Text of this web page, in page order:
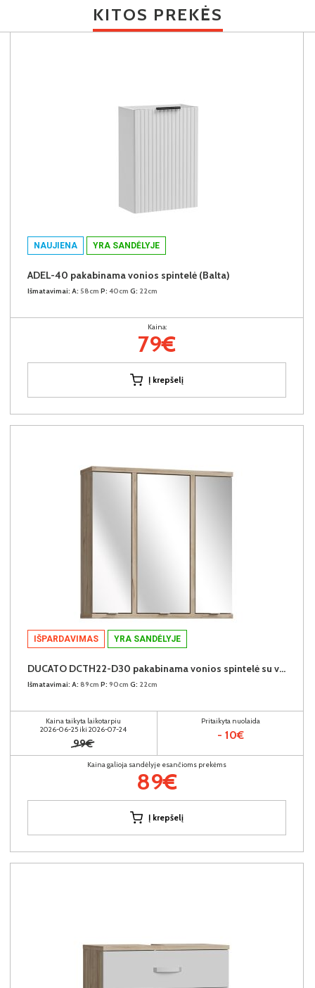
KITOS PREKĖS
NAUJIENA YRA SANDĖLYJE
ADEL-40 pakabinama vonios spintelė (Balta)
Išmatavimai: A: 58cm P: 40cm G: 22cm
Kaina:
79€
Į krepšelį
IŠPARDAVIMAS YRA SANDĖLYJE
DUCATO DCTH22-D30 pakabinama vonios spintelė su veidrodžiu
Išmatavimai: A: 89cm P: 90cm G: 22cm
Kaina taikyta laikotarpiu
2026-06-25 iki 2026-07-24
99€
Pritaikyta nuolaida
- 10€
Kaina galioja sandėlyje esančioms prekėms
89€
Į krepšelį